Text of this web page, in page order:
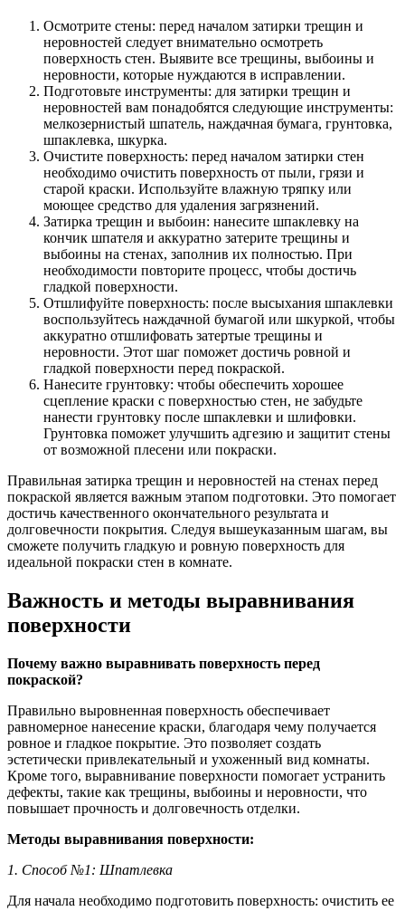
Осмотрите стены: перед началом затирки трещин и
неровностей следует внимательно осмотреть
поверхность стен. Выявите все трещины, выбоины и
неровности, которые нуждаются в исправлении.
Подготовьте инструменты: для затирки трещин и
неровностей вам понадобятся следующие инструменты:
мелкозернистый шпатель, наждачная бумага, грунтовка,
шпаклевка, шкурка.
Очистите поверхность: перед началом затирки стен
необходимо очистить поверхность от пыли, грязи и
старой краски. Используйте влажную тряпку или
моющее средство для удаления загрязнений.
Затирка трещин и выбоин: нанесите шпаклевку на
кончик шпателя и аккуратно затерите трещины и
выбоины на стенах, заполнив их полностью. При
необходимости повторите процесс, чтобы достичь
гладкой поверхности.
Отшлифуйте поверхность: после высыхания шпаклевки
воспользуйтесь наждачной бумагой или шкуркой, чтобы
аккуратно отшлифовать затертые трещины и
неровности. Этот шаг поможет достичь ровной и
гладкой поверхности перед покраской.
Нанесите грунтовку: чтобы обеспечить хорошее
сцепление краски с поверхностью стен, не забудьте
нанести грунтовку после шпаклевки и шлифовки.
Грунтовка поможет улучшить адгезию и защитит стены
от возможной плесени или покраски.
Правильная затирка трещин и неровностей на стенах перед
покраской является важным этапом подготовки. Это помогает
достичь качественного окончательного результата и
долговечности покрытия. Следуя вышеуказанным шагам, вы
сможете получить гладкую и ровную поверхность для
идеальной покраски стен в комнате.
Важность и методы выравнивания
поверхности
Почему важно выравнивать поверхность перед
покраской?
Правильно выровненная поверхность обеспечивает
равномерное нанесение краски, благодаря чему получается
ровное и гладкое покрытие. Это позволяет создать
эстетически привлекательный и ухоженный вид комнаты.
Кроме того, выравнивание поверхности помогает устранить
дефекты, такие как трещины, выбоины и неровности, что
повышает прочность и долговечность отделки.
Методы выравнивания поверхности:
1. Способ №1: Шпатлевка
Для начала необходимо подготовить поверхность: очистить ее